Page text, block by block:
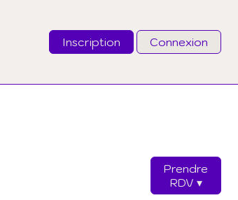
Inscription Connexion
J'ai oublié mon mot de passe
Prendre
RDV